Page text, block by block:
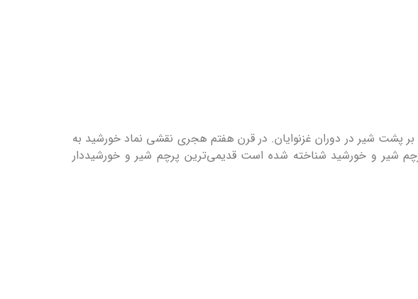
پشت شیر در دوران غزنوایان. در قرن هفتم هجری نقشی نماد خورشید به
شیر و خورشید شناخته شده است قدیمی‌ترین پرچم شیر و خورشیددار